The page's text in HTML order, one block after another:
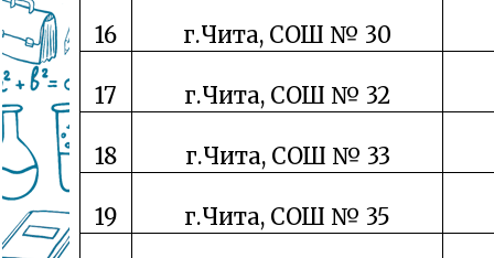
16 г.Чита, СОШ № 30
17 г.Чита, СОШ № 32
18 г.Чита, СОШ № 33
19 г.Чита, СОШ № 35